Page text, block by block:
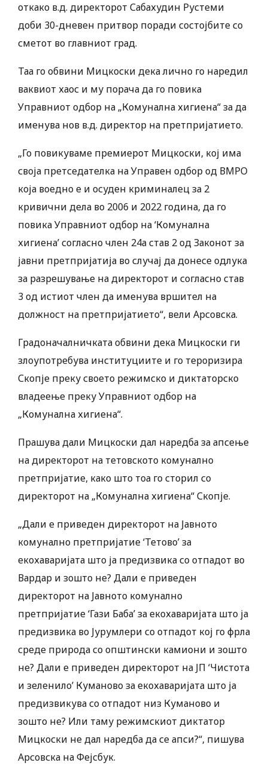
откако в.д. директорот Сабахудин Рустеми
доби 30-дневен притвор поради состојбите со
сметот во главниот град.
Таа го обвини Мицкоски дека лично го наредил
ваквиот хаос и му порача да го повика
Управниот одбор на „Комунална хигиена“ за да
именува нов в.д. директор на претпријатието.
„Го повикуваме премиерот Мицкоски, кој има
своја претседателка на Управен одбор од ВМРО
која воедно е и осуден криминалец за 2
кривични дела во 2006 и 2022 година, да го
повика Управниот одбор на ‘Комунална
хигиена’ согласно член 24а став 2 од Законот за
јавни претпријатија во случај да донесе одлука
за разрешување на директорот и согласно став
3 од истиот член да именува вршител на
должност на претпријатието“, вели Арсовска.
Градоначалничката обвини дека Мицкоски ги
злоупотребува институциите и го тероризира
Скопје преку своето режимско и диктаторско
владеење преку Управниот одбор на
„Комунална хигиена“.
Прашува дали Мицкоски дал наредба за апсење
на директорот на тетовското комунално
претпријатие, како што тоа го сторил со
директорот на „Комунална хигиена“ Скопје.
„Дали е приведен директорот на Јавното
комунално претпријатие ‘Тетово’ за
екохаваријата што ја предизвика со отпадот во
Вардар и зошто не? Дали е приведен
директорот на Јавното комунално
претпријатие ‘Гази Баба’ за екохаваријата што ја
предизвика во Јурумлери со отпадот кој го фрла
среде природа со општински камиони и зошто
не? Дали е приведен директорот на JП ‘Чистота
и зеленило’ Куманово за екохаваријата што ја
предизвикува со отпадот низ Куманово и
зошто не? Или таму режимскиот диктатор
Мицкоски не дал наредба да се апси?“, пишува
Арсовска на Фејсбук.